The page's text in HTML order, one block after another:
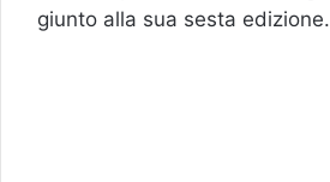
giunto alla sua sesta edizione.